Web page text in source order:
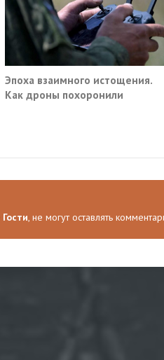
Эпоха взаимного истощения.
Как дроны похоронили
Гости , не могут оставлять